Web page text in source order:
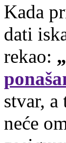
Kada
dati
rekao: „
stvar, a
neće